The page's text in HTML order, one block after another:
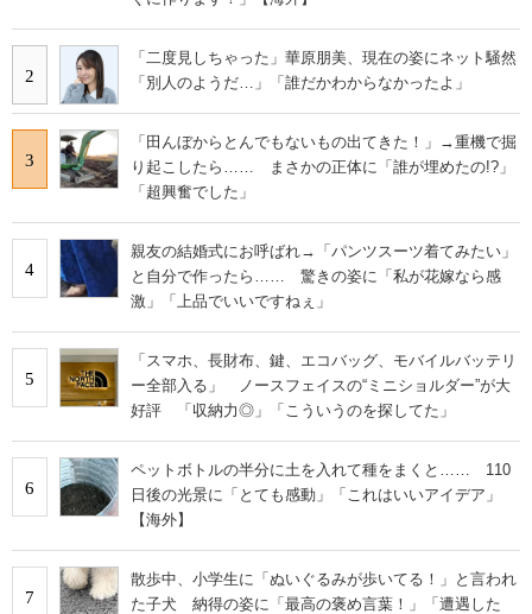
2
「二度見しちゃった」華原朋美、現在の姿にネット騒然
「別人のようだ…」「誰だかわからなかったよ」
3
「田んぼからとんでもないもの出てきた！」→重機で掘
り起こしたら…… まさかの正体に「誰が埋めたの!?」
「超興奮でした」
4
親友の結婚式にお呼ばれ→「パンツスーツ着てみたい」
と自分で作ったら…… 驚きの姿に「私が花嫁なら感
激」「上品でいいですねぇ」
5
「スマホ、長財布、鍵、エコバッグ、モバイルバッテリ
ー全部入る」 ノースフェイスの“ミニショルダー”が大
好評 「収納力◎」「こういうのを探してた」
6
ペットボトルの半分に土を入れて種をまくと…… 110
日後の光景に「とても感動」「これはいいアイデア」
【海外】
7
散歩中、小学生に「ぬいぐるみが歩いてる！」と言われ
た子犬 納得の姿に「最高の褒め言葉！」「遭遇した